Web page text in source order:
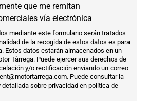
que me remitan
vía electrónica
mediante este formulario serán tratados
de la recogida de estos datos es para
Estos datos estarán almacenados en un
Tàrrega. Puede ejercer sus derechos de
y/o rectificación enviando un correo
Puede consultar la
sobre privacidad en política de